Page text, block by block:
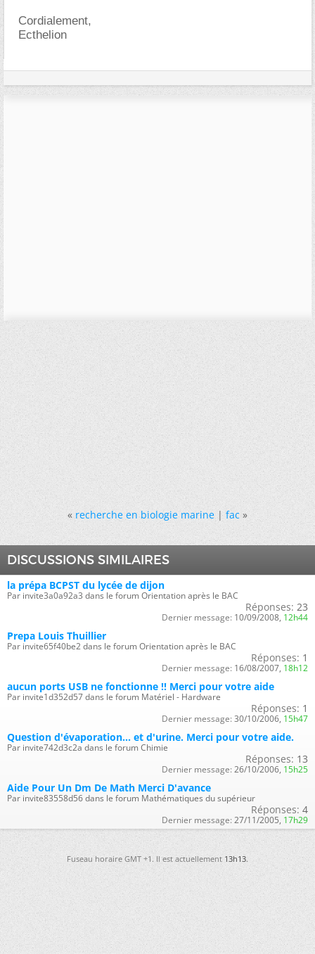
Cordialement,
Ecthelion
« recherche en biologie marine|fac »
DISCUSSIONS SIMILAIRES
la prépa BCPST du lycée de dijon
Par invite3a0a92a3 dans le forum Orientation après le BAC
Réponses: 23
Dernier message: 10/09/2008, 12h44
Prepa Louis Thuillier
Par invite65f40be2 dans le forum Orientation après le BAC
Réponses: 1
Dernier message: 16/08/2007, 18h12
aucun ports USB ne fonctionne !! Merci pour votre aide
Par invite1d352d57 dans le forum Matériel - Hardware
Réponses: 1
Dernier message: 30/10/2006, 15h47
Question d'évaporation... et d'urine. Merci pour votre aide.
Par invite742d3c2a dans le forum Chimie
Réponses: 13
Dernier message: 26/10/2006, 15h25
Aide Pour Un Dm De Math Merci D'avance
Par invite83558d56 dans le forum Mathématiques du supérieur
Réponses: 4
Dernier message: 27/11/2005, 17h29
Fuseau horaire GMT +1. Il est actuellement 13h13.